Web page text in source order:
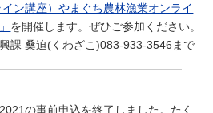
イン講座）やまぐち農林漁業オンライ
を開催します。ぜひご参加ください。
課 桑迫(くわざこ)083-933-3546まで
の事前申込を終了しました。たく